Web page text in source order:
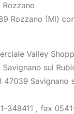
Rozzano
Rozzano (MI)
Valley
sul
47039 Savignano
348411 , fax